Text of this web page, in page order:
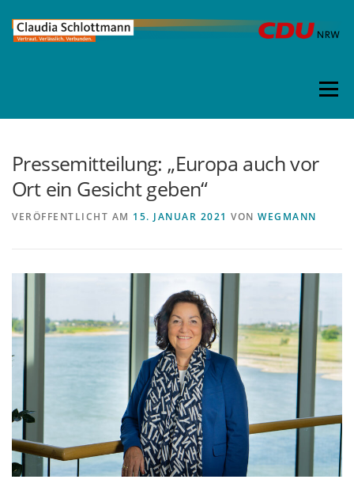
zum
Inhalt
Menü
Pressemitteilung: „Europa auch vor
Ort ein Gesicht geben“
VERÖFFENTLICHT AM 15. JANUAR 2021 VON WEGMANN